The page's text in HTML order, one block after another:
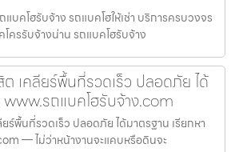
บคโฮรับจ้าง รถแบคโฮให้เช่า บริการครบวงจร
ครรับจ้างน่าน รถแบคโฮรับจ้าง
เคลียร์พื้นที่รวดเร็ว ปลอดภัย ได้
www.รถแบคโฮรับจ้าง.com
ร์พื้นที่รวดเร็ว ปลอดภัย ได้มาตรฐาน เรียกหา
— ไม่ว่าหน้างานจะแคบหรือดินจะ